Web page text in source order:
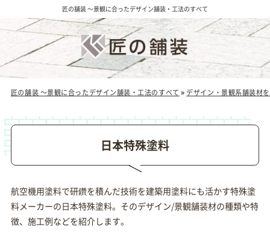
匠の舗装 ～景観に合ったデザイン舗装・工法のすべて
匠の舗装 ～景観に合ったデザイン舗装・工法のすべて » デザイン・景観系舗装材
日本特殊塗料
航空機用塗料で研鑽を積んだ技術を建築用塗料にも活かす特殊塗
料メーカーの日本特殊塗料。そのデザイン/景観舗装材の種類や特
徴、施工例などを紹介します。